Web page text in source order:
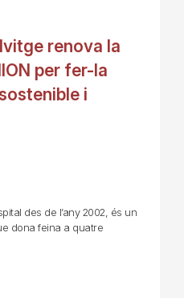
renova la
per fer-la
i
des de l’any 2002, és un
dona feina a quatre